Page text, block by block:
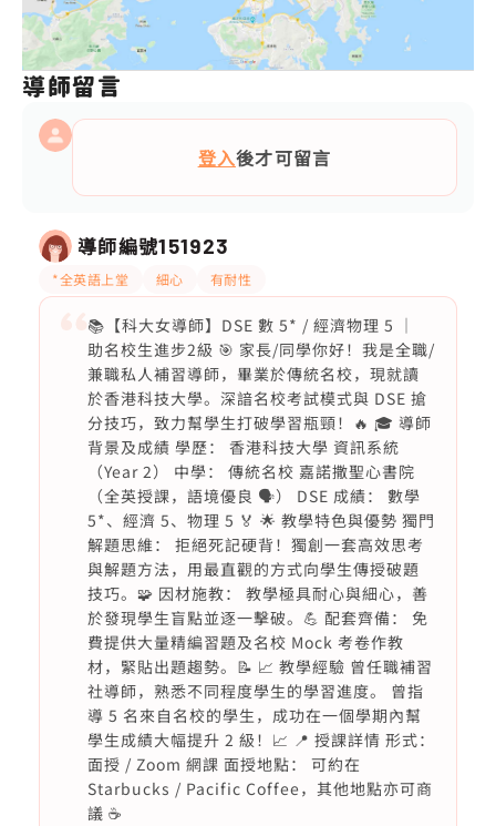
導師留言
登入後才可留言
導師編號151923
*全英語上堂 細心 有耐性
📚【科大女導師】DSE 數 5* / 經濟物理 5 ｜
助名校生進步2級 🎯 家長/同學你好！我是全職/
兼職私人補習導師，畢業於傳統名校，現就讀
於香港科技大學。深諳名校考試模式與 DSE 搶
分技巧，致力幫學生打破學習瓶頸！🔥 🎓 導師
背景及成績 學歷： 香港科技大學 資訊系統
（Year 2） 中學： 傳統名校 嘉諾撒聖心書院
（全英授課，語境優良 🗣️） DSE 成績： 數學
5*、經濟 5、物理 5 🏅 🌟 教學特色與優勢 獨門
解題思維： 拒絕死記硬背！獨創一套高效思考
與解題方法，用最直觀的方式向學生傳授破題
技巧。🧩 因材施教： 教學極具耐心與細心，善
於發現學生盲點並逐一擊破。💪 配套齊備： 免
費提供大量精編習題及名校 Mock 考卷作教
材，緊貼出題趨勢。📝 📈 教學經驗 曾任職補習
社導師，熟悉不同程度學生的學習進度。 曾指
導 5 名來自名校的學生，成功在一個學期內幫
學生成績大幅提升 2 級！📈 📍 授課詳情 形式：
面授 / Zoom 網課 面授地點： 可約在
Starbucks / Pacific Coffee，其他地點亦可商
議 ☕